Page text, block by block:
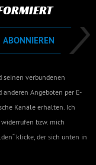
ABONNIEREN
seinen verbundenen
Angeboten per E-
Kanäle erhalten. Ich
bzw. mich
klicke, der sich unten in